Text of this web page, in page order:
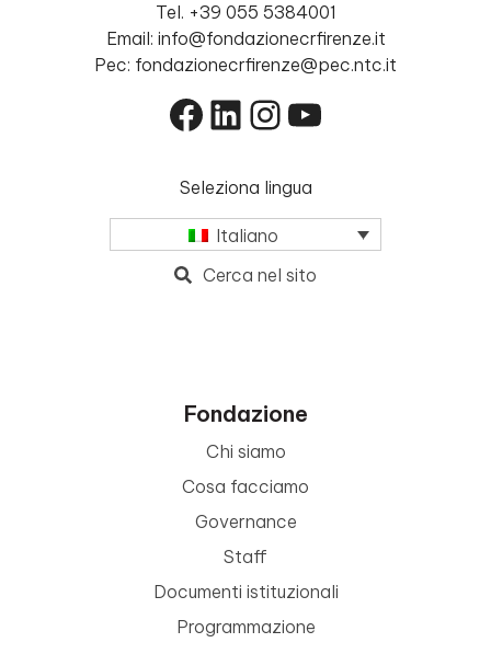
Tel. +39 055 5384001
Email: info@fondazionecrfirenze.it
Pec: fondazionecrfirenze@pec.ntc.it
Facebook
LinkedIn
Instagram
YouTube
Seleziona lingua
Italiano
Cerca nel sito
Fondazione
Chi siamo
Cosa facciamo
Governance
Staff
Documenti istituzionali
Programmazione